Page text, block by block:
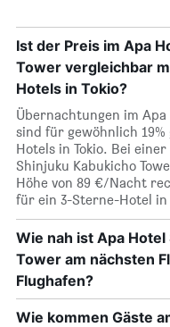
Ist der Preis im Apa
Tower vergleichbar
Hotels in Tokio?
Übernachtungen im
sind für gewöhnlich
Hotels in Tokio. Bei
Shinjuku Kabukicho
Höhe von 89 €/Nacht
für ein 3-Sterne-Hotel in
Wie nah ist Apa
Tower am nächsten
Flughafen?
Wie kommen Gäste